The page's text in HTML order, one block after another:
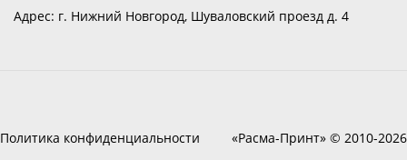
Адрес: г. Нижний Новгород, Шуваловский проезд д. 4
Политика конфиденциальности «Расма-Принт» © 2010-2026